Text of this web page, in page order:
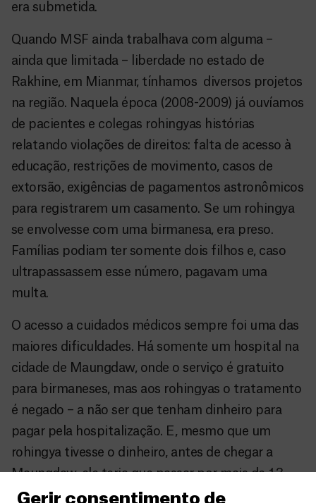
Gerir consentimento de
era submetida.
Quando MSF ainda trabalhava com alguma –
ainda que limitada – liberdade no estado de
Rakhine, em Mianmar, tínhamos diversos projetos
na região. Naquela época (2008-2009) já ouvíamos
de pacientes e colegas rohingyas histórias
relatando violações de direitos: falta de acesso à
educação, restrições de movimento, casos de
extorsão, exigências de pagamentos astronômicos
para registrarem um casamento. Se um rohingya
se envolvesse com uma birmanesa, era preso.
Famílias podiam ter somente dois filhos e, caso
ultrapassassem esse número, pagavam uma
multa.
O acesso a cuidados médicos sempre foi uma das
maiores dificuldades. Há somente um hospital na
cidade de Maungdaw, onde o serviço é gratuito
para birmaneses, mas aos rohingyas o tratamento
é negado – a não ser que tenham dinheiro para
pagar pela hospitalização. E, mesmo que um
rohingya tivesse o dinheiro, antes de chegar a
Maungdaw, ele teria que passar por mais de 13
postos de controle se morasse, por exemplo, em